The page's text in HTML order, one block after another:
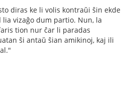
diras ke li volis kontraŭi ŝin ekde
vizaĝo dum partio. Nun, la
tion nur ĉar li paradas
ŝi antaŭ ŝian amikinoj, kaj ili